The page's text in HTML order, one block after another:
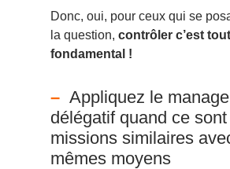
Donc, oui, pour ceux qui se
la question, contrôler c’est
fondamental !
Appliquez le
délégatif quand ce
missions similaires
mêmes moyens